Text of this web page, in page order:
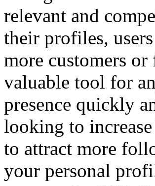
relevant and
their profiles,
more customers
valuable tool for
presence quickly
looking to
to attract more
your personal